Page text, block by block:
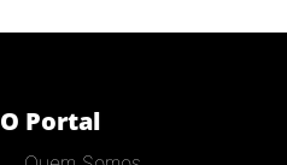
O Portal